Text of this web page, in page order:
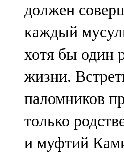
должен
каждый
хотя бы один
жизни.
паломников
только
и муфтий